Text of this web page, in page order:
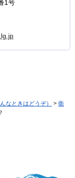
1号
なときはどうぞ） > 衛